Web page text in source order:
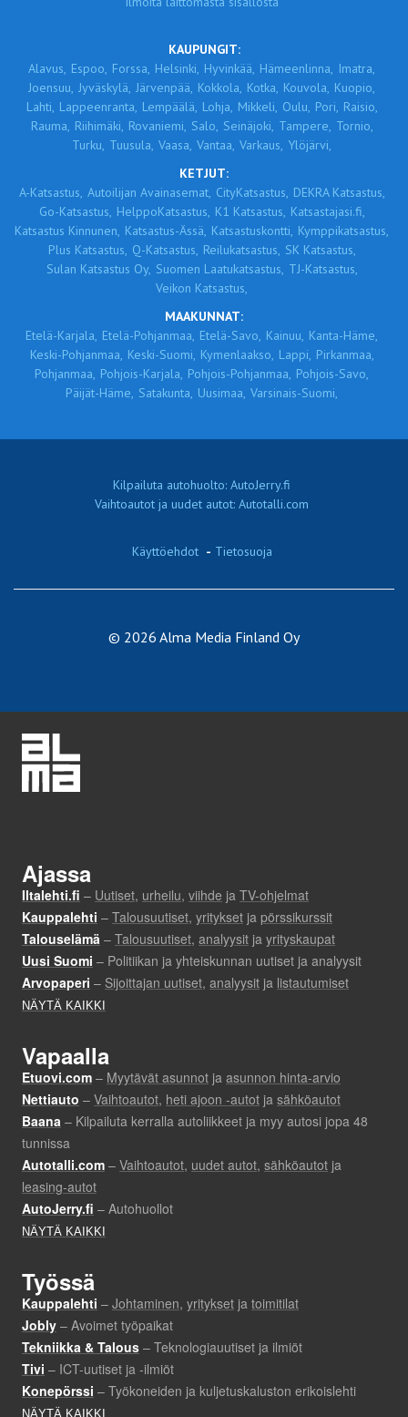
KAUPUNGIT:
Alavus, Espoo, Forssa, Helsinki, Hyvinkää, Hämeenlinna, Imatra,
Joensuu, Jyväskylä, Järvenpää, Kokkola, Kotka, Kouvola, Kuopio,
Lahti, Lappeenranta, Lempäälä, Lohja, Mikkeli, Oulu, Pori, Raisio,
Rauma, Riihimäki, Rovaniemi, Salo, Seinäjoki, Tampere, Tornio,
Turku, Tuusula, Vaasa, Vantaa, Varkaus, Ylöjärvi,
KETJUT:
A-Katsastus, Autoilijan Avainasemat, CityKatsastus, DEKRA Katsastus,
Go-Katsastus, HelppoKatsastus, K1 Katsastus, Katsastajasi.fi,
Katsastus Kinnunen, Katsastus-Ässä, Katsastuskontti, Kymppikatsastus,
Plus Katsastus, Q-Katsastus, Reilukatsastus, SK Katsastus,
Sulan Katsastus Oy, Suomen Laatukatsastus, TJ-Katsastus,
Veikon Katsastus,
MAAKUNNAT:
Etelä-Karjala, Etelä-Pohjanmaa, Etelä-Savo, Kainuu, Kanta-Häme,
Keski-Pohjanmaa, Keski-Suomi, Kymenlaakso, Lappi, Pirkanmaa,
Pohjanmaa, Pohjois-Karjala, Pohjois-Pohjanmaa, Pohjois-Savo,
Päijät-Häme, Satakunta, Uusimaa, Varsinais-Suomi,
Kilpailuta autohuolto: AutoJerry.fi
Vaihtoautot ja uudet autot: Autotalli.com
Käyttöehdot - Tietosuoja
© 2026 Alma Media Finland Oy